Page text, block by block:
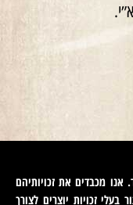
אנו מכבדים את זכויותיהם
זכויות יוצרים לצורך